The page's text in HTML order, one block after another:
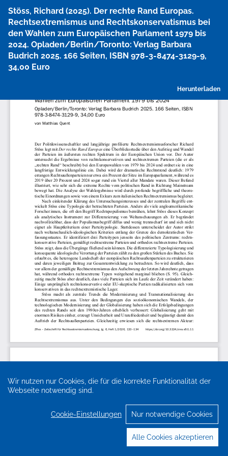
Wir nutzen nur Cookies, die für die korrekte Funktionalität der
Webseite notwendig sind.
Cookie-Einstellungen Nur notwendige Cookies
Alle Cookies akzeptieren
Artikeldetails
zurückkehren
Stöss, Richard (2025). Der rechte Rand Europas.
Rechtsextremismus und Rechtskonservatismus bei
den Wahlen zum Europäischen Parlament 1979 bis
2024. Opladen/Berlin/Toronto: Verlag Barbara
Budrich 2025. 166 Seiten, ISBN 978-3-8474-3129-9,
34,00 Euro
Herunterladen